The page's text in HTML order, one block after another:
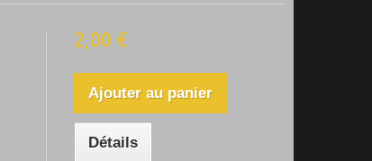
2,00 €
Ajouter au panier
Détails